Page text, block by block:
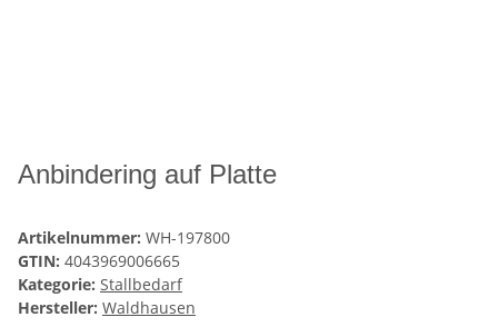
Anbindering auf Platte
Artikelnummer: WH-197800
GTIN: 4043969006665
Kategorie: Stallbedarf
Hersteller: Waldhausen